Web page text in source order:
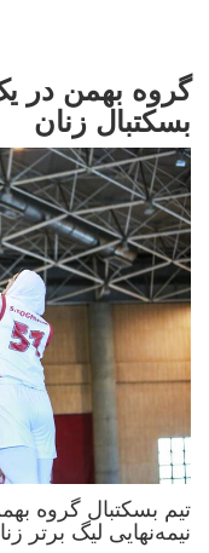
گروه بهمن در
بسکتبال زنان
تیم بسکتبال گروه
نیمه‌نهایی لیگ برتر